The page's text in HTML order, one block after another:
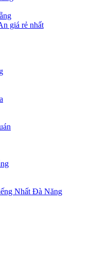
giá rẻ nhất
Nhất Đà Năng